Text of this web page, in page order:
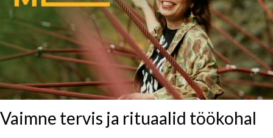
Vaimne tervis ja rituaalid töökohal